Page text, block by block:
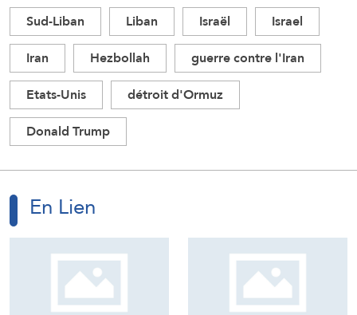
Sud-Liban Liban Israël
Israel
Iran
Hezbollah
guerre contre l'Iran
Etats-Unis
détroit d'Ormuz
Donald Trump
En Lien